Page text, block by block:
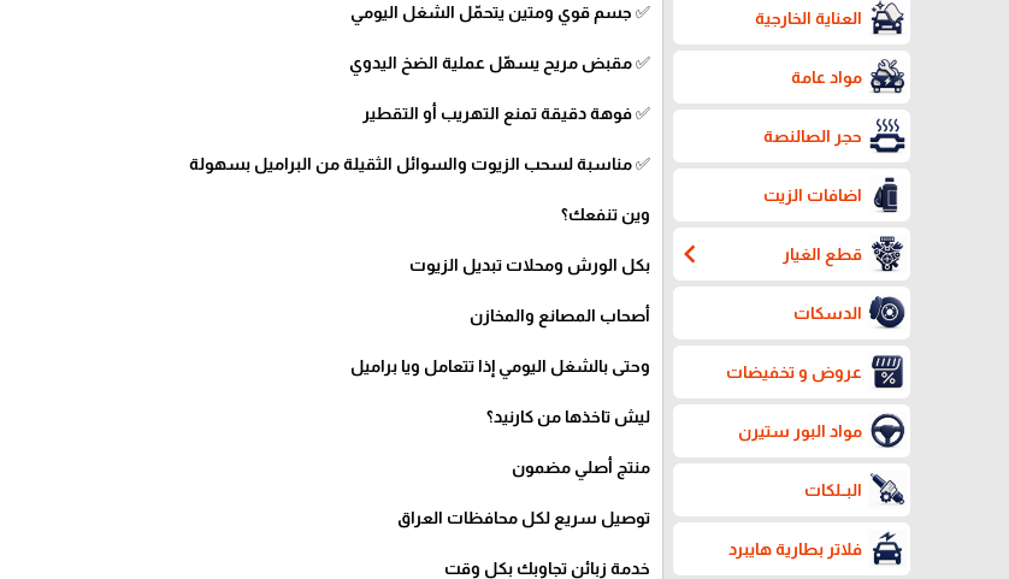
العناية الخارجية
مواد عامة
حجر الصالنصة
اضافات الزيت
قطع الغيار chevron_left
الدسكات
عروض و تخفيضات
مواد البور ستيرن
البــلكات
فلاتر بطارية هايبرد
✅ جسم قوي ومتين يتحمّل الشغل اليومي
✅ مقبض مريح يسهّل عملية الضخ اليدوي
✅ فوهة دقيقة تمنع التهريب أو التقطير
✅ مناسبة لسحب الزيوت والسوائل الثقيلة من البراميل بسهولة
وين تنفعك؟
بكل الورش ومحلات تبديل الزيوت
أصحاب المصانع والمخازن
وحتى بالشغل اليومي إذا تتعامل ويا براميل
ليش تاخذها من كارنيد؟
منتج أصلي مضمون
توصيل سريع لكل محافظات العراق
خدمة زبائن تجاوبك بكل وقت